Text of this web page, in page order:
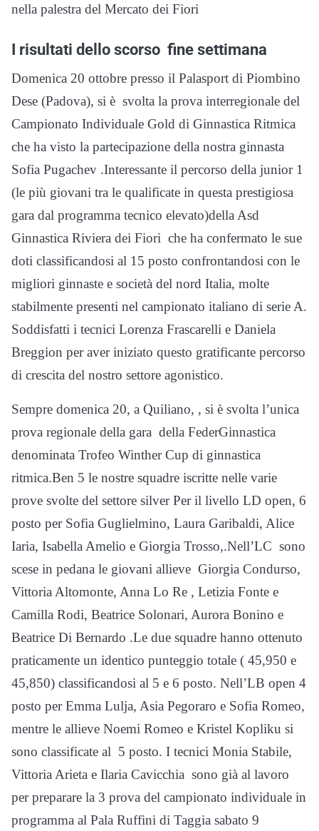
nella palestra del Mercato dei Fiori
I risultati dello scorso fine settimana
Domenica 20 ottobre presso il Palasport di Piombino
Dese (Padova), si è svolta la prova interregionale del
Campionato Individuale Gold di Ginnastica Ritmica
che ha visto la partecipazione della nostra ginnasta
Sofia Pugachev .Interessante il percorso della junior 1
(le più giovani tra le qualificate in questa prestigiosa
gara dal programma tecnico elevato)della Asd
Ginnastica Riviera dei Fiori che ha confermato le sue
doti classificandosi al 15 posto confrontandosi con le
migliori ginnaste e società del nord Italia, molte
stabilmente presenti nel campionato italiano di serie A.
Soddisfatti i tecnici Lorenza Frascarelli e Daniela
Breggion per aver iniziato questo gratificante percorso
di crescita del nostro settore agonistico.
Sempre domenica 20, a Quiliano, , si è svolta l’unica
prova regionale della gara della FederGinnastica
denominata Trofeo Winther Cup di ginnastica
ritmica.Ben 5 le nostre squadre iscritte nelle varie
prove svolte del settore silver Per il livello LD open, 6
posto per Sofia Guglielmino, Laura Garibaldi, Alice
Iaria, Isabella Amelio e Giorgia Trosso,.Nell’LC sono
scese in pedana le giovani allieve Giorgia Condurso,
Vittoria Altomonte, Anna Lo Re , Letizia Fonte e
Camilla Rodi, Beatrice Solonari, Aurora Bonino e
Beatrice Di Bernardo .Le due squadre hanno ottenuto
praticamente un identico punteggio totale ( 45,950 e
45,850) classificandosi al 5 e 6 posto. Nell’LB open 4
posto per Emma Lulja, Asia Pegoraro e Sofia Romeo,
mentre le allieve Noemi Romeo e Kristel Kopliku si
sono classificate al 5 posto. I tecnici Monia Stabile,
Vittoria Arieta e Ilaria Cavicchia sono già al lavoro
per preparare la 3 prova del campionato individuale in
programma al Pala Ruffini di Taggia sabato 9